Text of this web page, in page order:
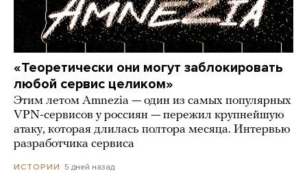
«Теоретически они могут заблокировать
любой сервис целиком»
Этим летом Amnezia — один из самых популярных
VPN-сервисов у россиян — пережил крупнейшую
атаку, которая длилась полтора месяца. Интервью
разработчика сервиса
ИСТОРИИ 5 дней назад